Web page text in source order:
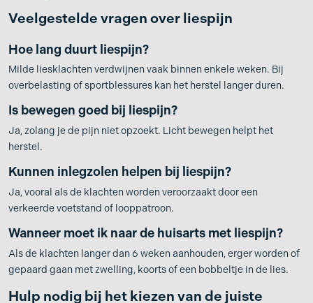
Veelgestelde vragen over liespijn
Hoe lang duurt liespijn?
Milde liesklachten verdwijnen vaak binnen enkele weken. Bij
overbelasting of sportblessures kan het herstel langer duren.
Is bewegen goed bij liespijn?
Ja, zolang je de pijn niet opzoekt. Licht bewegen helpt het
herstel.
Kunnen inlegzolen helpen bij liespijn?
Ja, vooral als de klachten worden veroorzaakt door een
verkeerde voetstand of looppatroon.
Wanneer moet ik naar de huisarts met liespijn?
Als de klachten langer dan 6 weken aanhouden, erger worden of
gepaard gaan met zwelling, koorts of een bobbeltje in de lies.
Hulp nodig bij het kiezen van de juiste